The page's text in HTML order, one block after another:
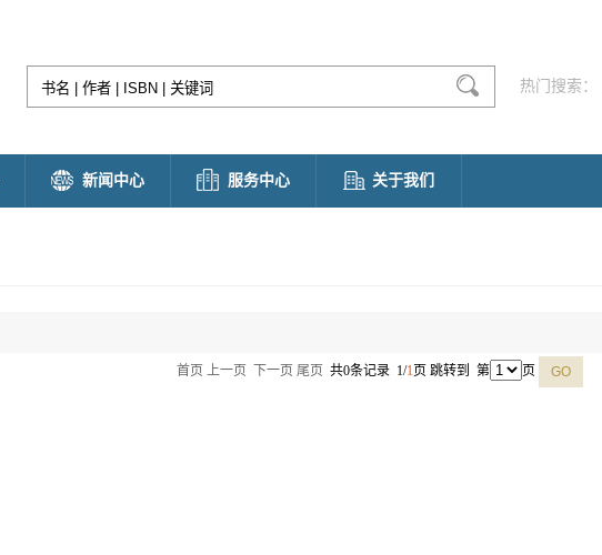
热门搜索：
新闻中心 服务中心 关于我们
首页 上一页 下一页 尾页共0条记录 1/1页 跳转到 第 页 GO